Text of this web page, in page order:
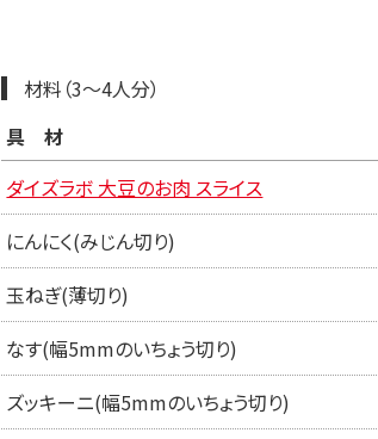
材料（3〜4人分）
具材
ダイズラボ 大豆のお肉 スライス
にんにく(みじん切り)
玉ねぎ(薄切り)
なす(幅5mmのいちょう切り)
ズッキーニ(幅5mmのいちょう切り)